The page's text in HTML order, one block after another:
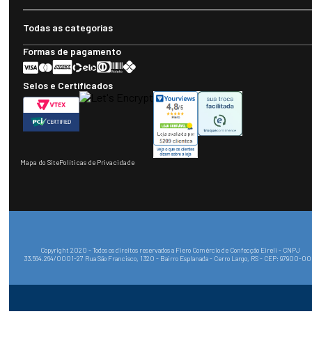
Todas as categorias
Formas de pagamento
Selos e Certificados
Mapa do SitePolíticas de Privacidade
Copyright 2020 - Todos os direitos reservados a Fiero Comércio de Confecção Eireli - CNPJ
33.564.264/0001-27 Rua São Francisco, 1320 - Bairro Esplanada - Cerro Largo, RS - CEP: 97900-